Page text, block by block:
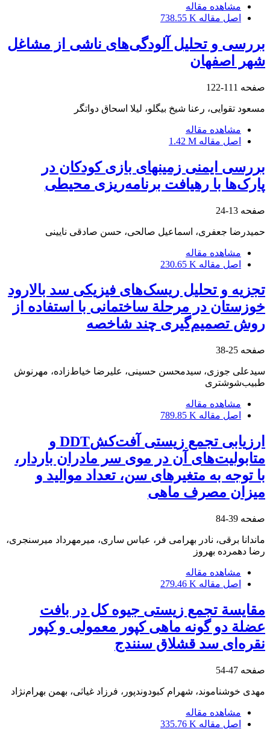
مشاهده مقاله
اصل مقاله 738.55 K
بررسی و تحلیل آلودگی‌های ناشی از مشاغل
شهر اصفهان
صفحه 111-122
مسعود تقوایی، رعنا شیخ بیگلو، لیلا اسحاق دواتگر
مشاهده مقاله
اصل مقاله 1.42 M
بررسی ایمنی زمینهای بازی کودکان در
پارک‌ها با رهیافت برنامه‌‌ریزی محیطی
صفحه 13-24
حمیدرضا جعفری، اسماعیل صالحی، حسن صادقی نایینی
مشاهده مقاله
اصل مقاله 230.65 K
تجزیه و تحلیل ریسک‌های فیزیکی سد بالارود
خوزستان در مرحلة ساختمانی با استفاده از
روش تصمیم‌گیری چند شاخصه
صفحه 25-38
سید‌علی جوزی، سید‌محسن حسینی، علیرضا خیاط‌زاده، مهرنوش
طبیب‌شوشتری
مشاهده مقاله
اصل مقاله 789.85 K
ارزیابی تجمع زیستی آفت‌کشDDT و
متابولیت‌های آن در موی سر مادران باردار،
با توجه به متغیرهای سن، تعداد موالید و
میزان مصرف ماهی
صفحه 39-84
ماندانا برقی، نادر بهرامی فر، عباس ساری، میرمهرداد میرسنجری،
رضا دهمرده بهروز
مشاهده مقاله
اصل مقاله 279.46 K
مقایسة تجمع زیستی جیوه کل در بافت
عضلة دو گونه ماهی کپور معمولی و کپور
‌نقره‌ای سد قشلاق سنندج
صفحه 47-54
مهدی خوشناموند، شهرام کبودوندپور، فرزاد غیاثی، بهمن بهرام‌نژاد
مشاهده مقاله
اصل مقاله 335.76 K